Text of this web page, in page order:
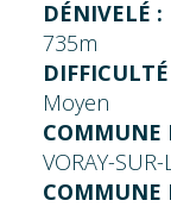
DÉNIVELÉ :
735m
Moyen
COMMUNE
VORAY-
COMMUNE